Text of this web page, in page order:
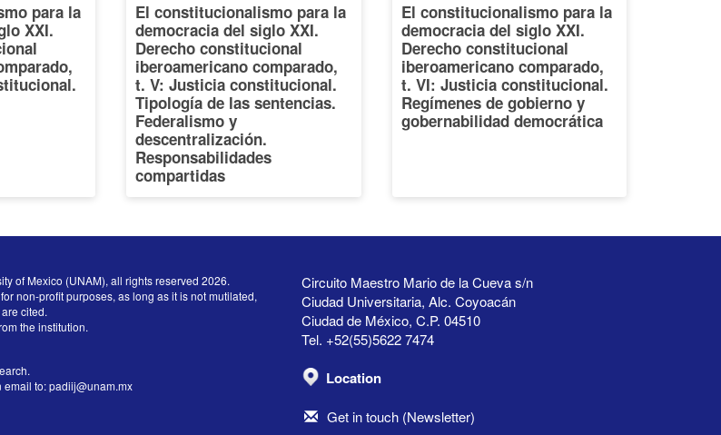
para la
XXI.
El constitucionalismo para la
democracia del siglo XXI.
Derecho constitucional
iberoamericano comparado,
t. V: Justicia constitucional.
Tipología de las sentencias.
Federalismo y
descentralización.
Responsabilidades
compartidas
El constitucionalismo para la
democracia del siglo XXI.
Derecho constitucional
iberoamericano comparado,
t. VI: Justicia constitucional.
Regímenes de gobierno y
gobernabilidad democrática
Circuito Maestro Mario de la Cueva s/n
Ciudad Universitaria, Alc. Coyoacán
Ciudad de México, C.P. 04510
Tel. +52(55)5622 7474
Location
Get in touch (Newsletter)
of Mexico (UNAM), all rights reserved 2026.
non-profit purposes, as long as it is not mutilated,
cited.
the institution.
email to:padiij@unam.mx